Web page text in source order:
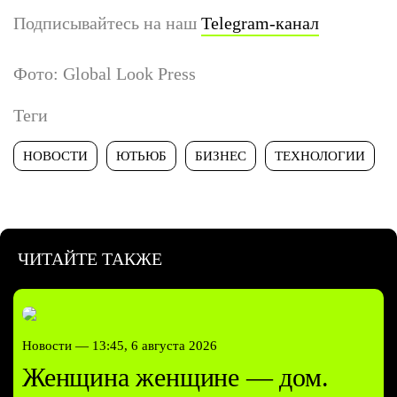
Подписывайтесь на наш Telegram-канал
Фото: Global Look Press
Теги
НОВОСТИ ЮТЬЮБ БИЗНЕС ТЕХНОЛОГИИ
ЧИТАЙТЕ ТАКЖЕ
Новости — 13:45, 6 августа 2026
Женщина женщине — дом.